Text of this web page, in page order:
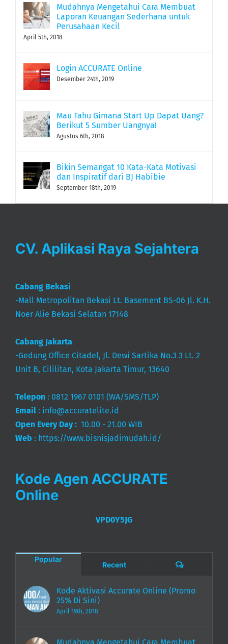
Mudahnya Mengetahui Cara Membuat
Laporan Keuangan Sederhana untuk
Perusahaan Kecil
April 5th, 2018
Login ACCURATE Online
Desember 24th, 2019
Mau Tahu Gimana Start Up Dapat Uang?
Berikut 5 Sumber Uangnya!
Agustus 6th, 2018
Bikin Semangat 10 Kata-Kata Motivasi
dan Inspiratif dari BJ Habibie
September 18th, 2019
CV. Aplikasi Raya Sejahtera
Cabang Bekasi
-Mall Metropolitan Bekasi Lt. Basement BS-06 Jl. K.H.
Noer Alie Bekasi Selatan 17148
Cabang Jakarta
-Gedung Office Citadel, Jl. Dewi Sartika No.3 3 Lt. 2
Unit B, Cililitan, Kota Jakarta Timur, 13640
Telepon : 0812 1967 0101 (WA/SMS/TLP)
Email : info@accuratelite.id
Open Every Day : 10.00 - 21.00 WIB
Web : https://www.bisnisjadimudah.id/
Kode Agen ACCURATE
Online
VPD0Y5JG
Popular
Recent Comments
Kode Aktivasi Accurate Online (Promo
25% Di Sini)
April 19th, 2018
Mudahnya Mengetahui Cara Membuat